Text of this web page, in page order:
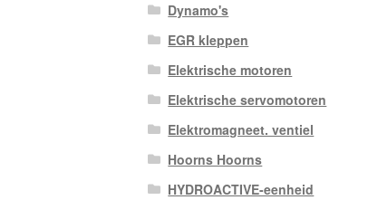
Dynamo's
EGR kleppen
Elektrische motoren
Elektrische servomotoren
Elektromagneet. ventiel
Hoorns Hoorns
HYDROACTIVE-eenheid